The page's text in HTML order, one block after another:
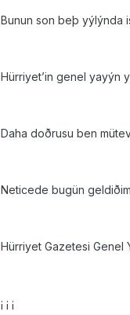
Bunun son beþ yýlýnda
Hürriyet’in genel yayýn
Daha doðrusu ben
Neticede bugün
Hürriyet Gazetesi
¡ ¡ ¡